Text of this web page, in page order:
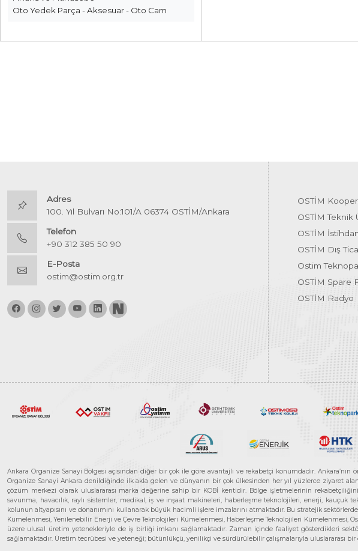
Oto Yedek Parça - Aksesuar - Oto Cam
Adres
100. Yıl Bulvarı No:101/A 06374 OSTİM/Ankara
Telefon
+90 312 385 50 90
E-Posta
ostim@ostim.org.tr
OSTİM
OSTİM Teknik
OSTİM
OSTİM Dış
Ostim
OSTİM Spare
OSTİM Radyo
Ankara Organize Sanayi Bölgesi açısından diğer bir çok ile göre avantajlı ve rekabetçi konumdadır.
Organize Sanayi Ankara denildiğinde ilk akla gelen ve dünyanın bir çok ülkesinden her yıl yüzlerce ziyaret alan
çözüm merkezi olarak uluslararası marka değerine sahip bir KOBİ kentidir. Bölge işletmelerinin
savunma, havacılık, raylı sistemler, medikal, iş ve inşaat makineleri, haberleşme teknolojileri, enerji,
kolunun altyapısını ve donanımını kullanarak büyük hacimli işlere imzalarını atmaktadır. Bu stratejik
Kümelenmesi, Yenilenebilir Enerji ve Çevre Teknolojileri Kümelenmesi, Haberleşme Teknolojileri
üzere ulusal üretim yetenekleriyle de iş birliği imkanı sağlamaktadır. Zaman içinde faaliyet gösterdikleri
sağlamaktadır. Üretim tecrübesi ve yeteneği; bütünlükçü, yenilikçi ve sürdürülebilir çalışmalarıyla uluslararası